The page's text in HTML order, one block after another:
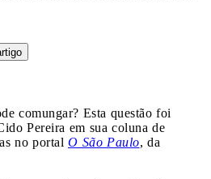
comungar? Esta questão foi
Pereira em sua coluna de
no portal O São Paulo, da